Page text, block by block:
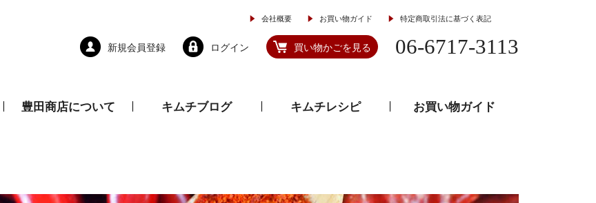
会社概要 お買い物ガイド 特定商取引法に基づく表記
新規会員登録 ログイン 買い物かごを見る 06-6717-3113
豊田商店について キムチブログ キムチレシピ お買い物ガイド